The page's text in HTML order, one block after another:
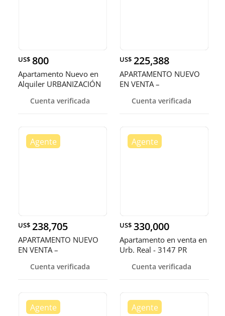
US$ 800
Apartamento Nuevo en
Alquiler URBANIZACIÓN
Cuenta verificada
US$ 225,388
APARTAMENTO NUEVO
EN VENTA –
Cuenta verificada
US$ 238,705
APARTAMENTO NUEVO
EN VENTA –
Cuenta verificada
US$ 330,000
Apartamento en venta en
Urb. Real - 3147 PR
Cuenta verificada